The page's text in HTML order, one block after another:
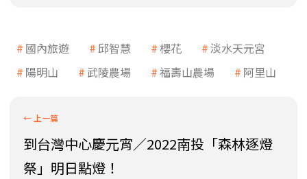
國內旅遊 邱智慧 櫻花
淡水天元宮
陽明山
武陵農場 福壽山農場 阿里山
到台灣中心慶元宵／2022南投「森林逐燈
祭」明日點燈！